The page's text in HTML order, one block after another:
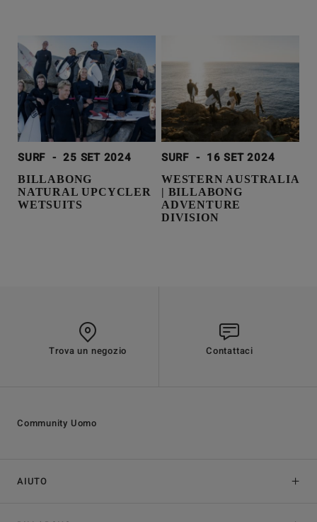
SURF - 25 SET 2024
BILLABONG
NATURAL UPCYCLER
WETSUITS
SURF - 16 SET 2024
WESTERN AUSTRALIA
| BILLABONG
ADVENTURE
DIVISION
Trova un negozio Contattaci
AIUTO
Community Uomo